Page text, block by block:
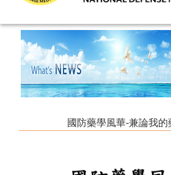
國防藥學風華-兼論我的